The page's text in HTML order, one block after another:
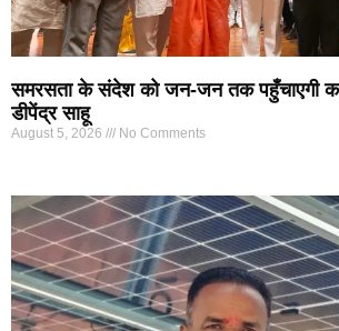
समरसता के संदेश को जन-जन तक पहुँचाएगी
डीपेंद्र साहू
August 5, 2026 No Comments